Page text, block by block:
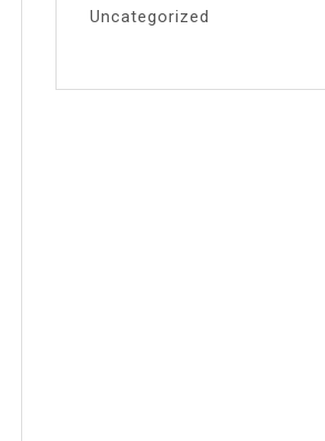
Uncategorized